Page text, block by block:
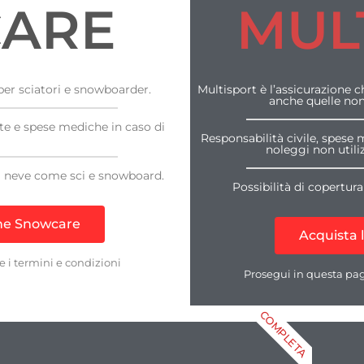
sciatori e snowboarder.
e spese mediche in caso di
come sci e snowboard.
Snowcare
i termini e condizioni
Multisport è l’assicurazione
anche quelle
Responsabilità civile, spese
noleggi non
Possibilità di
Acquista
Prosegui in questa
COMPLETA